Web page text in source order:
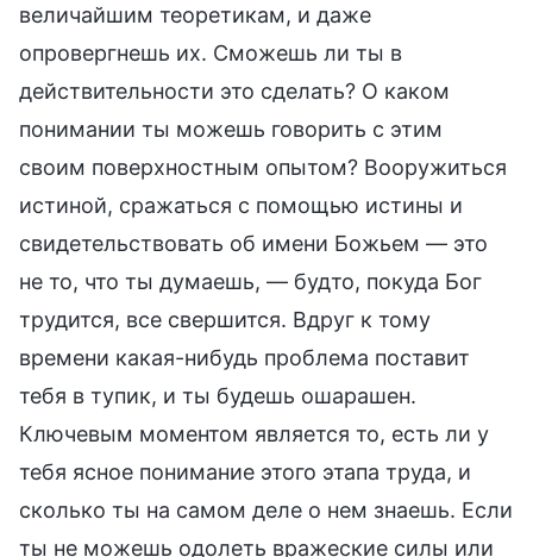
величайшим теоретикам, и даже
опровергнешь их. Сможешь ли ты в
действительности это сделать? О каком
понимании ты можешь говорить с этим
своим поверхностным опытом? Вооружиться
истиной, сражаться с помощью истины и
свидетельствовать об имени Божьем — это
не то, что ты думаешь, — будто, покуда Бог
трудится, все свершится. Вдруг к тому
времени какая-нибудь проблема поставит
тебя в тупик, и ты будешь ошарашен.
Ключевым моментом является то, есть ли у
тебя ясное понимание этого этапа труда, и
сколько ты на самом деле о нем знаешь. Если
ты не можешь одолеть вражеские силы или